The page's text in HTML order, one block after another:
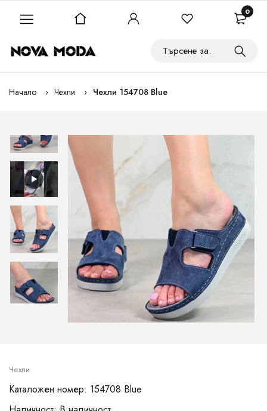
Начало Чехли Чехли 154708 Blue
Чехли
Каталожен номер: 154708 Blue
0